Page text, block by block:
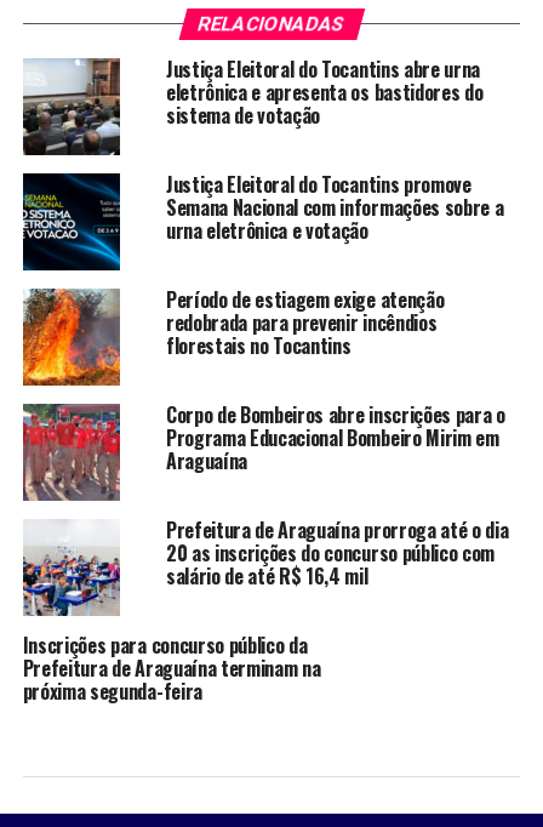
RELACIONADAS
Justiça Eleitoral do Tocantins abre urna
eletrônica e apresenta os bastidores do
sistema de votação
Justiça Eleitoral do Tocantins promove
Semana Nacional com informações sobre a
urna eletrônica e votação
Período de estiagem exige atenção
redobrada para prevenir incêndios
florestais no Tocantins
Corpo de Bombeiros abre inscrições para o
Programa Educacional Bombeiro Mirim em
Araguaína
Prefeitura de Araguaína prorroga até o dia
20 as inscrições do concurso público com
salário de até R$ 16,4 mil
Inscrições para concurso público da
Prefeitura de Araguaína terminam na
próxima segunda-feira